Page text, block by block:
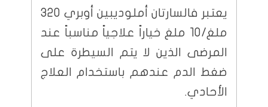
يعتبر فالسارتان أملوديبين أوبري 320
ملغ/10 ملغ خياراً علاجياً مناسباً عند
المرضى الذين لا يتم السيطرة على
ضغط الدم عندهم باستخدام العلاج
الأحادي.